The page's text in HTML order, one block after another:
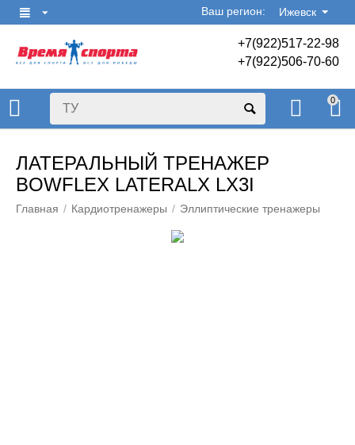
Ижевск
Ваш регион:
+7(922)517-22-98
+7(922)506-70-60
0
ЛАТЕРАЛЬНЫЙ ТРЕНАЖЕР
BOWFLEX LATERALX LX3I
Главная / Кардиотренажеры / Эллиптические тренажеры